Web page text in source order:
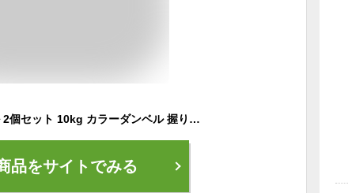
SONGMICS ダンベル 2個セット 10kg カラーダンベル 握りやすい 無臭素材 軽量 男女兼用 筋力トレーニング 筋トレ 鉄アレイ おしゃれ コンパクト かわいい SYLシリーズ SYL110B01
品をサイトでみる